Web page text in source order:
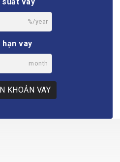
suất vay
%/year
hạn vay
month
KHOẢN VAY